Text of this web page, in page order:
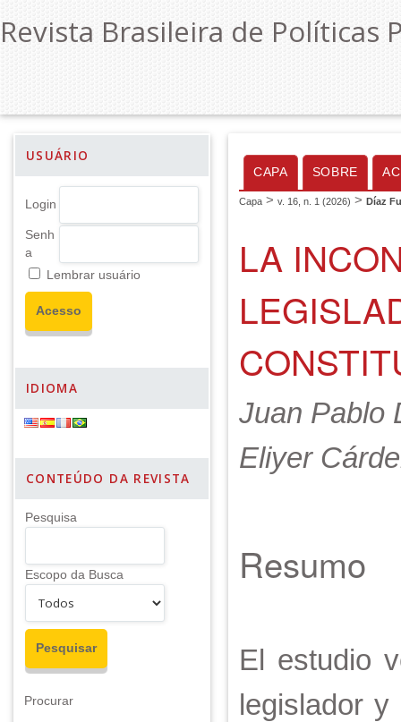
Revista Brasileira de Políticas
USUÁRIO
Login
Senh
a
Lembrar usuário
IDIOMA
CONTEÚDO DA REVISTA
Pesquisa
Escopo da Busca
Procurar
CAPA SOBRE
Capa > v. 16, n. 1 (2026) > Díaz
LA
Juan Pablo
Eliyer
Resumo
El estudio
legislador